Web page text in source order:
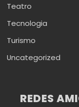
Teatro
Tecnologia
Turismo
Uncategorized
REDES